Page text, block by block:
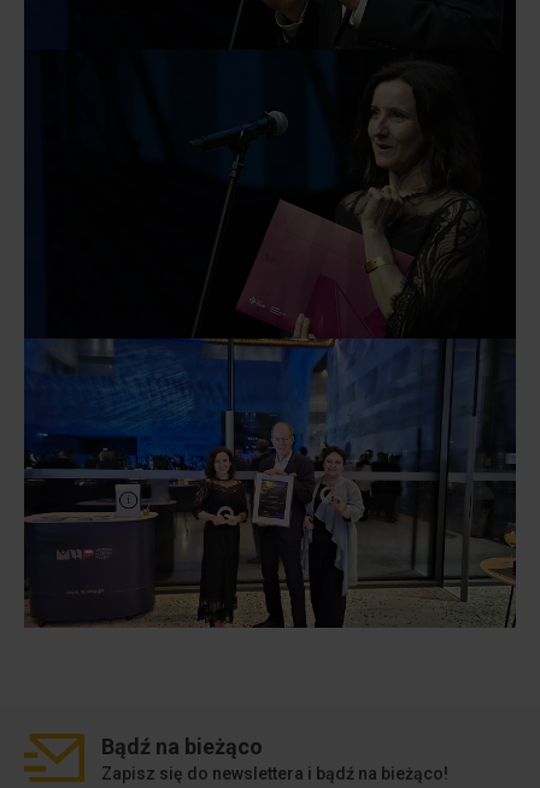
Bądź na bieżąco
Zapisz się do newslettera i bądź na bieżąco!